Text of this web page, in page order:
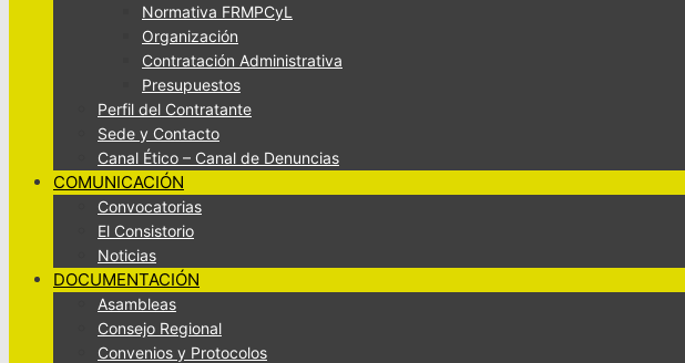
Normativa FRMPCyL
Organización
Contratación Administrativa
Presupuestos
Perfil del Contratante
Sede y Contacto
Canal Ético – Canal de Denuncias
COMUNICACIÓN
Convocatorias
El Consistorio
Noticias
DOCUMENTACIÓN
Asambleas
Consejo Regional
Convenios y Protocolos